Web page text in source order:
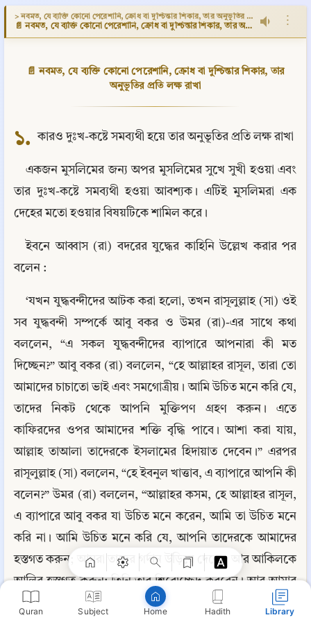
Quran Subject Home Hadith Library
> নবমত, যে ব্যক্তি কোনো পেরেশানি, ক্রোধ বা দুশ্চিন্তার শিকার, তার অনুভূতির প্রতি লক্ষ রাখা
📄 নবমত, যে ব্যক্তি কোনো পেরেশানি, ক্রোধ বা দুশ্চিন্তার শিকার, তার অনুভূতির প্রতি লক্ষ রাখা ⋮
📄 নবমত, যে ব্যক্তি কোনো পেরেশানি, ক্রোধ বা দুশ্চিন্তার শিকার, তার
অনুভূতির প্রতি লক্ষ রাখা
১. কারও দুঃখ-কষ্টে সমব্যথী হয়ে তার অনুভূতির প্রতি লক্ষ রাখা
একজন মুসলিমের জন্য অপর মুসলিমের সুখে সুখী হওয়া এবং
তার দুঃখ-কষ্টে সমব্যথী হওয়া আবশ্যক। এটিই মুসলিমরা এক
দেহের মতো হওয়ার বিষয়টিকে শামিল করে।
ইবনে আব্বাস (রা) বদরের যুদ্ধের কাহিনি উল্লেখ করার পর
বলেন :
‘যখন যুদ্ধবন্দীদের আটক করা হলো, তখন রাসূলুল্লাহ (সা) ওই
সব যুদ্ধবন্দী সম্পর্কে আবু বকর ও উমর (রা)-এর সাথে কথা
বললেন, “এ সকল যুদ্ধবন্দীদের ব্যাপারে আপনারা কী মত
দিচ্ছেন?” আবু বকর (রা) বললেন, “হে আল্লাহর রাসূল, তারা তো
আমাদের চাচাতো ভাই এবং সমগোত্রীয়। আমি উচিত মনে করি যে,
তাদের নিকট থেকে আপনি মুক্তিপণ গ্রহণ করুন। এতে
কাফিরদের ওপর আমাদের শক্তি বৃদ্ধি পাবে। আশা করা যায়,
আল্লাহ তাআলা তাদেরকে ইসলামের হিদায়াত দেবেন।” এরপর
রাসূলুল্লাহ (সা) বললেন, “হে ইবনুল খাত্তাব, এ ব্যাপারে আপনি কী
বলেন?” উমর (রা) বললেন, “আল্লাহর কসম, হে আল্লাহর রাসূল,
এ ব্যাপারে আবু বকর যা উচিত মনে করেন, আমি তা উচিত মনে
করি না। আমি উচিত মনে করি যে, আপনি তাদেরকে আমাদের
হস্তগত করুন; আমরা তাদের গর্দান উড়িয়ে দেবো। আর আকিলকে
আলির হস্তগত করুন; তিনি তার শিরোচ্ছেদ করবেন। আর আমার
বংশের অমুককে আমার কাছে অর্পণ করুন; আমি তার শিরোচ্ছেদ
Copy